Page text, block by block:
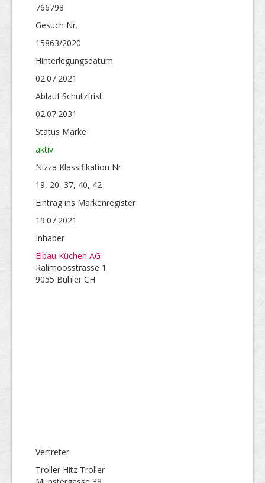
766798
Gesuch Nr.
15863/2020
Hinterlegungs­datum
02.07.2021
Ablauf Schutzfrist
02.07.2031
Status Marke
aktiv
Nizza Klassifikation Nr.
19, 20, 37, 40, 42
Eintrag ins Markenregister
19.07.2021
Inhaber
Elbau Küchen AG
Rälimoosstrasse 1
9055 Bühler CH
Vertreter
Troller Hitz Troller